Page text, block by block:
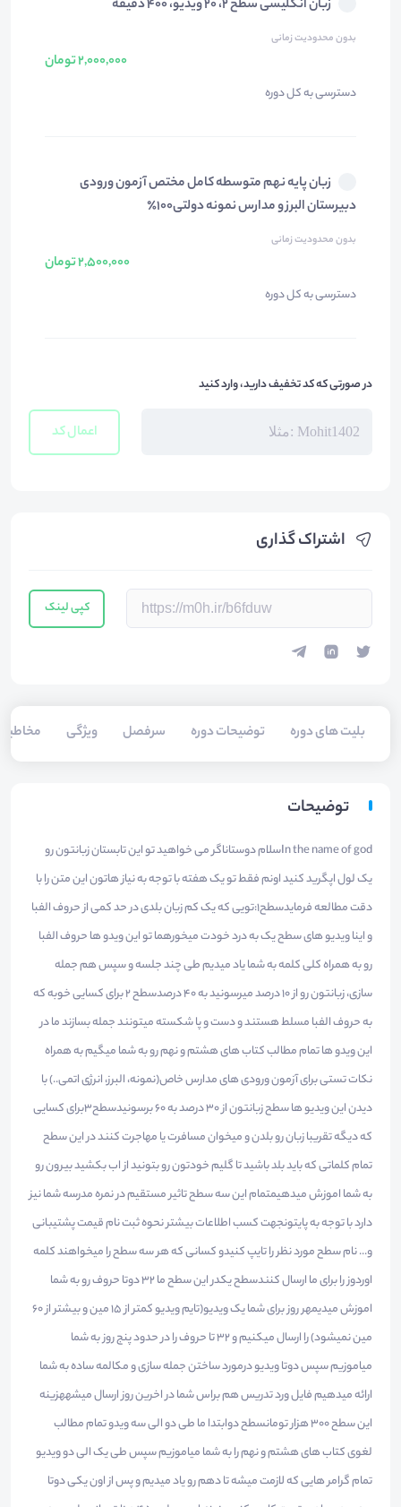
اشتراک گذاری
کپی لینک
بلیت های دوره توضیحات دوره سرفصل ویژگی
زبان انگلیسی سطح ۲، ۲۰ ویدیو، ۴۰۰ دقیقه
بدون محدودیت زمانی
2,000,000 تومان
دسترسی به کل دوره
زبان پایه نهم متوسطه کامل مختص آزمون ورودی
دبیرستان البرز و مدارس نمونه دولتی۱۰۰٪
بدون محدودیت زمانی
2,500,000 تومان
دسترسی به کل دوره
در صورتی که کد تخفیف دارید، وارد کنید
اعمال کد
توضیحات
In the name of godسلام دوستاناگر می خواهید تو این تابستان زبانتون رو
یک لول اپگرید کنید اونم فقط تو یک هفته با توجه به نیاز هاتون این متن را با
دقت مطالعه فرمایدسطح1:تویی که یک کم زبان بلدی در حد کمی از حروف الفبا
و اینا ویدیو های سطح یک به درد خودت میخورهما تو این ویدو ها حروف الفبا
رو به همراه کلی کلمه به شما یاد میدیم طی چند جلسه و سپس هم جمله
سازی، زبانتون رو از ۱٠ درصد میرسونید به ۴٠ درصدسطح 2 برای کسایی خوبه که
به حروف الفبا مسلط هستند و دست و پا شکسته میتونند جمله بسازند ما در
این ویدو ها تمام مطالب کتاب های هشتم و نهم رو به شما میگیم به همراه
نکات تستی برای آزمون ورودی های مدارس خاص(نمونه، البرز، انرژی اتمی..) با
دیدن این ویدیو ها سطح زبانتون از ۳٠ درصد به ۶٠ برسونیدسطح3برای کسایی
که دیگه تقریبا زبان رو بلدن و میخوان مسافرت یا مهاجرت کنند در این سطح
تمام کلماتی که باید بلد باشید تا گلیم خودتون رو بتونید از اب بکشید بیرون رو
به شما اموزش میدهیمتمام این سه سطح تاثیر مستقیم در نمره مدرسه شما نیز
دارد با توجه به پایتونجهت کسب اطلاعات بیشتر نحوه ثبت نام قیمت پشتیبانی
و... نام سطح مورد نظر را تایپ کنیدو کسانی که هر سه سطح را میخواهند کلمه
اوردوز را برای ما ارسال کنندسطح یکدر این سطح ما ۳۲ دوتا حروف رو به شما
اموزش میدیمهر روز برای شما یک ویدیو(تایم ویدیو کمتر از ۱۵ مین و بیشتر از ۶٠
مین نمیشود) را ارسال میکنیم و ۳۲ تا حروف را در حدود پنج روز به شما
میاموزیم سپس دوتا ویدیو درمورد ساختن جمله سازی و مکالمه ساده به شما
ارائه میدهیم فایل ورد تدریس هم براس شما در اخرین روز ارسال میشههزینه
این سطح ۳٠٠ هزار تومانسطح دوابتدا ما طی دو الی سه ویدو تمام مطالب
لغوی کتاب های هشتم و نهم را به شما میاموزیم سپس طی یک الی دو ویدیو
تمام گرامر هایی که لازمت میشه تا دهم رو یاد میدیم و پس از اون یکی دوتا